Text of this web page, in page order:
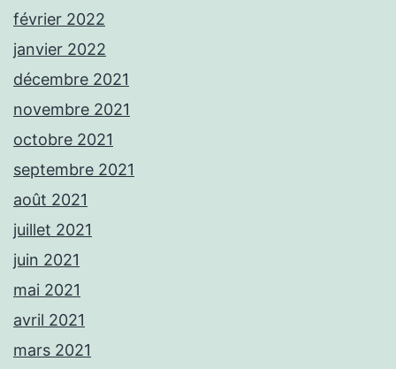
février 2022
janvier 2022
décembre 2021
novembre 2021
octobre 2021
septembre 2021
août 2021
juillet 2021
juin 2021
mai 2021
avril 2021
mars 2021